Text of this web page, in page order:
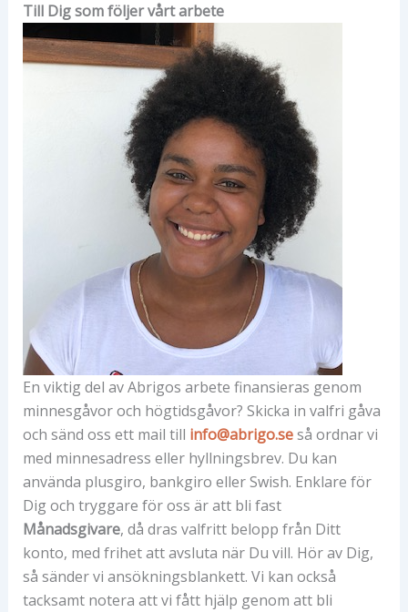
Till Dig som följer vårt arbete
En viktig del av Abrigos arbete finansieras genom
minnesgåvor och högtidsgåvor? Skicka in valfri gåva
och sänd oss ett mail till info@abrigo.seså ordnar vi
med minnesadress eller hyllningsbrev. Du kan
använda plusgiro, bankgiro eller Swish. Enklare för
Dig och tryggare för oss är att bli fast
Månadsgivare, då dras valfritt belopp från Ditt
konto, med frihet att avsluta när Du vill. Hör av Dig,
så sänder vi ansökningsblankett. Vi kan också
tacksamt notera att vi fått hjälp genom att bli